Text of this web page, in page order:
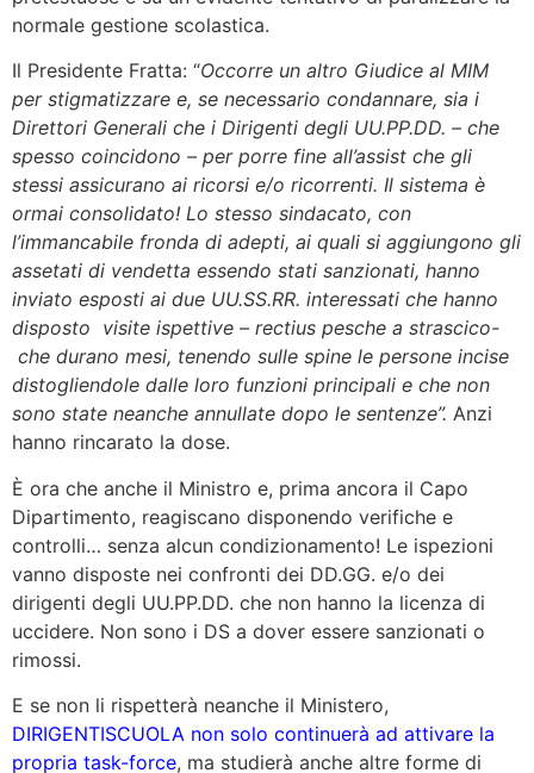
normale gestione scolastica.
Il Presidente Fratta: “Occorre un altro Giudice al MIM
per stigmatizzare e, se necessario condannare, sia i
Direttori Generali che i Dirigenti degli UU.PP.DD. – che
spesso coincidono – per porre fine all’assist che gli
stessi assicurano ai ricorsi e/o ricorrenti. Il sistema è
ormai consolidato! Lo stesso sindacato, con
l’immancabile fronda di adepti, ai quali si aggiungono gli
assetati di vendetta essendo stati sanzionati, hanno
inviato esposti ai due UU.SS.RR. interessati che hanno
disposto visite ispettive – rectius pesche a strascico-
che durano mesi, tenendo sulle spine le persone incise
distogliendole dalle loro funzioni principali e che non
sono state neanche annullate dopo le sentenze”. Anzi
hanno rincarato la dose.
È ora che anche il Ministro e, prima ancora il Capo
Dipartimento, reagiscano disponendo verifiche e
controlli… senza alcun condizionamento! Le ispezioni
vanno disposte nei confronti dei DD.GG. e/o dei
dirigenti degli UU.PP.DD. che non hanno la licenza di
uccidere. Non sono i DS a dover essere sanzionati o
rimossi.
E se non li rispetterà neanche il Ministero,
DIRIGENTISCUOLA non solo continuerà ad attivare la
propria task-force, ma studierà anche altre forme di